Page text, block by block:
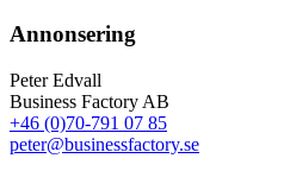
Annonsering
Peter Edvall
Business Factory AB
+46 (0)70-791 07 85
peter@businessfactory.se